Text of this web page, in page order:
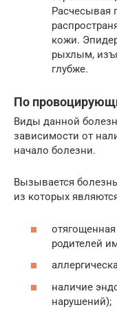
Расчесывая
кожи.
рыхлым,
глубже.
По
Виды данной
зависимости от
начало болезни.
Вызывается
из которых
родителей
наличие
нарушений);